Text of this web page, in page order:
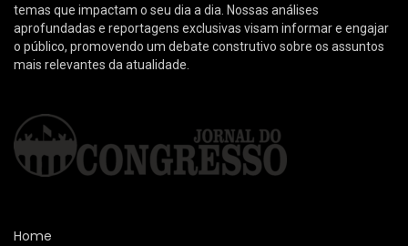
temas que impactam o seu dia a dia. Nossas análises
aprofundadas e reportagens exclusivas visam informar e engajar
o público, promovendo um debate construtivo sobre os assuntos
mais relevantes da atualidade.
Home